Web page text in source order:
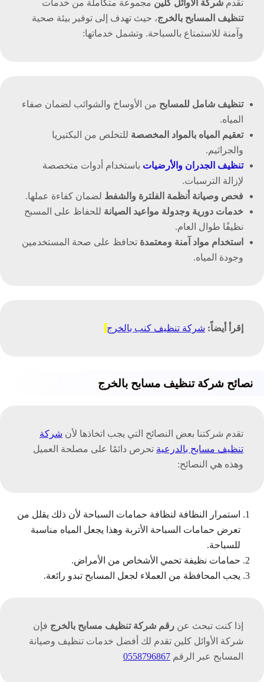
تقدم شركة الأوائل كلين مجموعة متكاملة من خدمات
تنظيف المسابح بالخرج، حيث تهدف إلى توفير بيئة صحية
وآمنة للاستمتاع بالسباحة. وتشمل خدماتها:
تنظيف شامل للمسابح من الأوساخ والشوائب لضمان صفاء
المياه.
تعقيم المياه بالمواد المخصصة للتخلص من البكتيريا
والجراثيم.
تنظيف الجدران والأرضيات باستخدام أدوات متخصصة
لإزالة الترسبات.
فحص وصيانة أنظمة الفلترة والشفط لضمان كفاءة عملها.
خدمات دورية وجدولة مواعيد الصيانة للحفاظ على المسبح
نظيفًا طوال العام.
استخدام مواد آمنة ومعتمدة تحافظ على صحة المستخدمين
وجودة المياه.
إقرأ أيضاً: شركة تنظيف كنب بالخرج
نصائح شركة تنظيف مسابح بالخرج
تقدم شركتنا بعض النصائح التي يجب اتخاذها لأن شركة
تنظيف مسابح بالدرعية تحرص دائمًا على مصلحة العميل
وهذه هي النصائح:
استمرار النظافة لنظافة حمامات السباحة لأن ذلك يقلل من
تعرض حمامات السباحة الأتربة وهذا يجعل المياه مناسبة
للسباحة.
حمامات نظيفة تحمي الأشخاص من الأمراض.
يجب المحافظة من العملاء لجعل المسابح تبدو رائعة.
إذا كنت تبحث عن رقم شركة تنظيف مسابح بالخرج فإن
شركة الأوائل كلين تقدم لك أفضل خدمات تنظيف وصيانة
المسابح عبر الرقم 0558796867